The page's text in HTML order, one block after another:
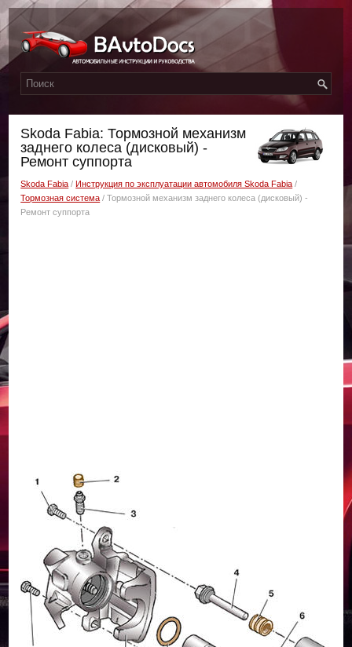
Skoda Fabia: Тормозной механизм
заднего колеса (дисковый) -
Ремонт суппорта
Skoda Fabia /Инструкция по эксплуатации автомобиля Skoda Fabia /
Тормозная система / Тормозной механизм заднего колеса (дисковый) -
Ремонт суппорта